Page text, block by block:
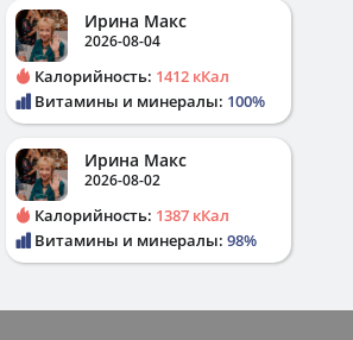
Ирина Макс
2026-08-04
Калорийность: 1412 кКал
Витамины и минералы: 100%
Ирина Макс
2026-08-02
Калорийность: 1387 кКал
Витамины и минералы: 98%